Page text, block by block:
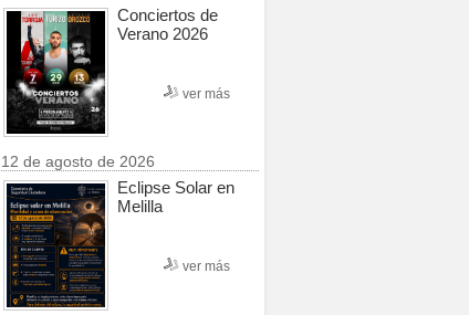
Conciertos de
Verano 2026
ver más
12 de agosto de 2026
Eclipse Solar en
Melilla
ver más